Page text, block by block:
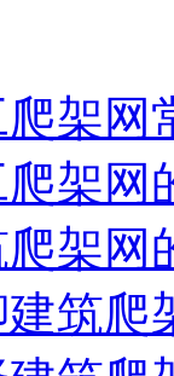
架网
架网
架网
筑爬